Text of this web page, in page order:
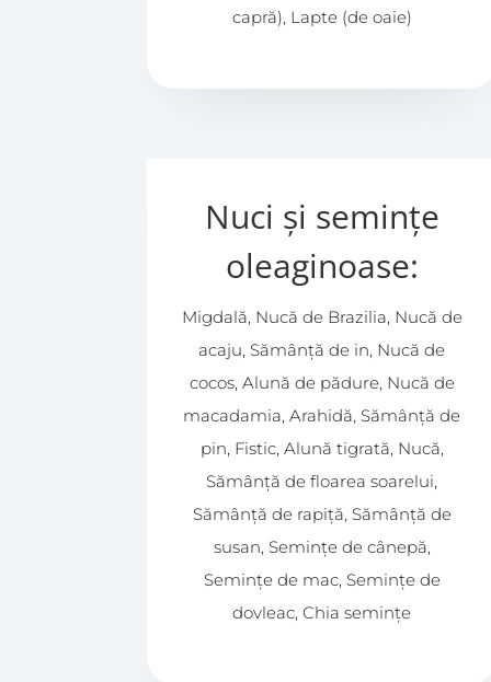
capră), Lapte (de oaie)
Nuci și semințe
oleaginoase:
Migdală, Nucă de Brazilia, Nucă de
acaju, Sămânță de in, Nucă de
cocos, Alună de pădure, Nucă de
macadamia, Arahidă, Sămânță de
pin, Fistic, Alună tigrată, Nucă,
Sămânță de floarea soarelui,
Sămânță de rapiță, Sămânță de
susan, Semințe de cânepă,
Semințe de mac, Semințe de
dovleac, Chia semințe